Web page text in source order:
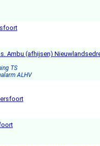
Ambu (afhijsen)
TS
ALHV